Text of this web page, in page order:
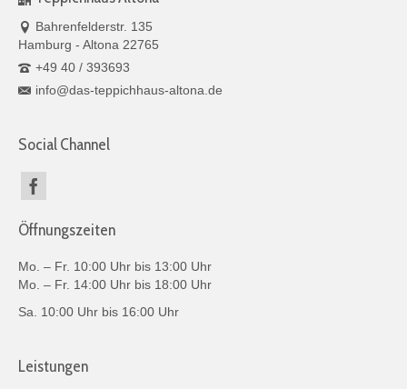
Bahrenfelderstr. 135
Hamburg - Altona 22765
+49 40 / 393693
info@das-teppichhaus-altona.de
Social Channel
Öffnungszeiten
Mo. – Fr. 10:00 Uhr bis 13:00 Uhr
Mo. – Fr. 14:00 Uhr bis 18:00 Uhr
Sa. 10:00 Uhr bis 16:00 Uhr
Leistungen